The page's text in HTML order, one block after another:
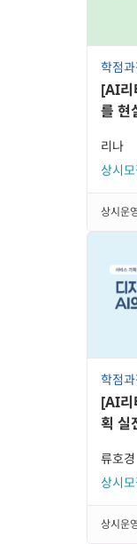
학점
[AI리
를 현
리나
상시모
상시운
학점
[AI리
획 실
류호경
상시모
상시운